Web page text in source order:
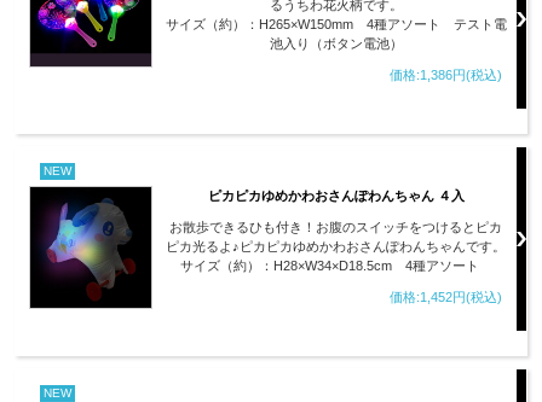
るうちわ花火柄です。
サイズ（約）：H265×W150mm 4種アソート テスト電
池入り（ボタン電池）
価格:1,386円(税込)
NEW
ピカピカゆめかわおさんぽわんちゃん ４入
お散歩できるひも付き！お腹のスイッチをつけるとピカ
ピカ光るよ♪ピカピカゆめかわおさんぽわんちゃんです。
サイズ（約）：H28×W34×D18.5cm 4種アソート
価格:1,452円(税込)
NEW